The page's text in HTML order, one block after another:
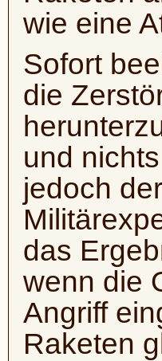
wie eine
Sofort
die
und
jedoch
das
wenn die
Angriff
Raketen